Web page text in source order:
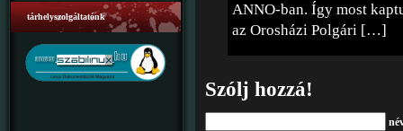
tárhelyszolgáltatónk
ANNO-ban. Így most
az Orosházi Polgári […]
Szólj hozzá!